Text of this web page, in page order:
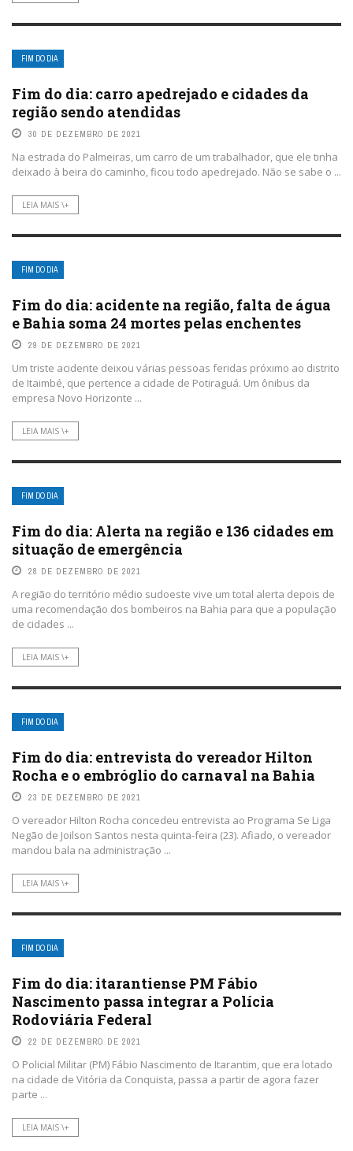
FIM DO DIA
Fim do dia: carro apedrejado e cidades da
região sendo atendidas
30 DE DEZEMBRO DE 2021
Na estrada do Palmeiras, um carro de um trabalhador, que ele tinha
deixado à beira do caminho, ficou todo apedrejado. Não se sabe o ...
LEIA MAIS \+
FIM DO DIA
Fim do dia: acidente na região, falta de água
e Bahia soma 24 mortes pelas enchentes
29 DE DEZEMBRO DE 2021
Um triste acidente deixou várias pessoas feridas próximo ao distrito
de Itaimbé, que pertence a cidade de Potiraguá. Um ônibus da
empresa Novo Horizonte ...
LEIA MAIS \+
FIM DO DIA
Fim do dia: Alerta na região e 136 cidades em
situação de emergência
28 DE DEZEMBRO DE 2021
A região do território médio sudoeste vive um total alerta depois de
uma recomendação dos bombeiros na Bahia para que a população
de cidades ...
LEIA MAIS \+
FIM DO DIA
Fim do dia: entrevista do vereador Hilton
Rocha e o embróglio do carnaval na Bahia
23 DE DEZEMBRO DE 2021
O vereador Hilton Rocha concedeu entrevista ao Programa Se Liga
Negão de Joilson Santos nesta quinta-feira (23). Afiado, o vereador
mandou bala na administração ...
LEIA MAIS \+
FIM DO DIA
Fim do dia: itarantiense PM Fábio
Nascimento passa integrar a Polícia
Rodoviária Federal
22 DE DEZEMBRO DE 2021
O Policial Militar (PM) Fábio Nascimento de Itarantim, que era lotado
na cidade de Vitória da Conquista, passa a partir de agora fazer
parte ...
LEIA MAIS \+